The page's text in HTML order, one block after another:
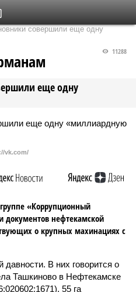
совершили еще одну
еще одну
11288
vk.com/
«Коррупционный
документов нефтекамской
о крупных махинациях с
В них говорится о
Ташкиново в Нефтекамске
55 га